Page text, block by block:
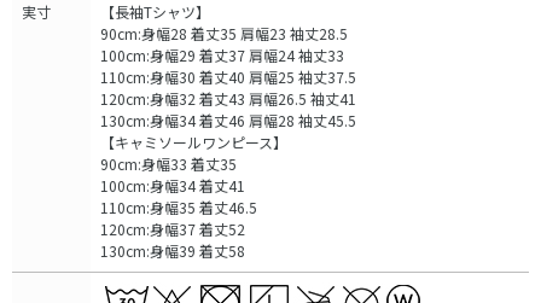
実寸
【長袖Tシャツ】
90cm:身幅28 着丈35 肩幅23 袖丈28.5
100cm:身幅29 着丈37 肩幅24 袖丈33
110cm:身幅30 着丈40 肩幅25 袖丈37.5
120cm:身幅32 着丈43 肩幅26.5 袖丈41
130cm:身幅34 着丈46 肩幅28 袖丈45.5
【キャミソールワンピース】
90cm:身幅33 着丈35
100cm:身幅34 着丈41
110cm:身幅35 着丈46.5
120cm:身幅37 着丈52
130cm:身幅39 着丈58